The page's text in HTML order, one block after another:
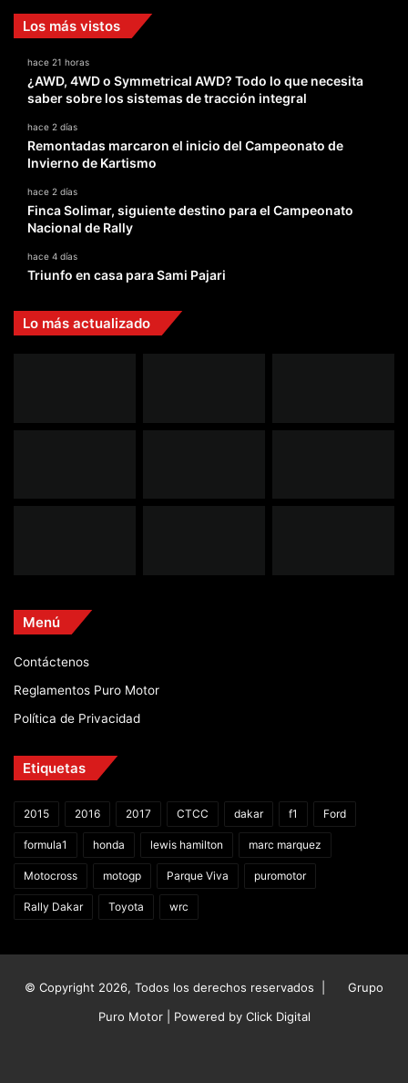
Los más vistos
hace 21 horas
¿AWD, 4WD o Symmetrical AWD? Todo lo que necesita
saber sobre los sistemas de tracción integral
hace 2 días
Remontadas marcaron el inicio del Campeonato de
Invierno de Kartismo
hace 2 días
Finca Solimar, siguiente destino para el Campeonato
Nacional de Rally
hace 4 días
Triunfo en casa para Sami Pajari
Lo más actualizado
Menú
Contáctenos
Reglamentos Puro Motor
Política de Privacidad
Etiquetas
2015 2016 2017 CTCC dakar f1 Ford
formula1 honda lewis hamilton marc marquez
Motocross motogp Parque Viva puromotor
Rally Dakar Toyota wrc
© Copyright 2026, Todos los derechos reservados |
Grupo
Puro Motor | Powered by Click Digital